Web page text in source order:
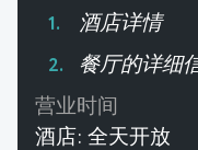
酒店详情
餐厅的详细
营业时间
酒店: 全天开放